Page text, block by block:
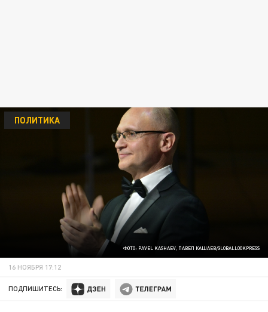
ФОТО: PAVEL KASHAEV, ПАВЕЛ КАШАЕВ/GLOBALLOOKPRESS
ПОЛИТИКА
16 НОЯБРЯ 17:12
ПОДПИШИТЕСЬ: